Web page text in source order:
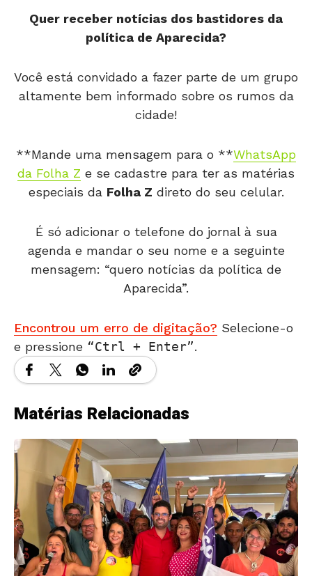
Quer receber notícias dos bastidores da
política de Aparecida?
Você está convidado a fazer parte de um grupo
altamente bem informado sobre os rumos da
cidade!
**Mande uma mensagem para o **WhatsApp
da Folha Z e se cadastre para ter as matérias
especiais da Folha Z direto do seu celular.
É só adicionar o telefone do jornal à sua
agenda e mandar o seu nome e a seguinte
mensagem: “quero notícias da política de
Aparecida”.
Encontrou um erro de digitação? Selecione-o
e pressione
Ctrl + Enter .
Matérias Relacionadas